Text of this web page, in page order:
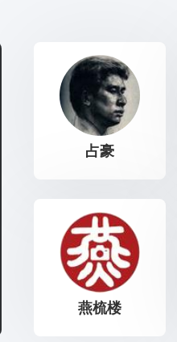
占豪
燕梳楼